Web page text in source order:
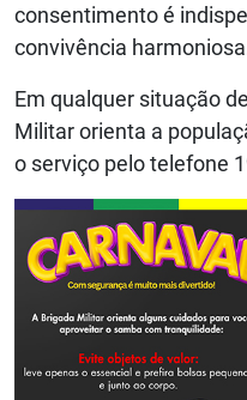
consentimento é
convivência
Em qualquer situação
Militar orienta a
o serviço pelo telefone